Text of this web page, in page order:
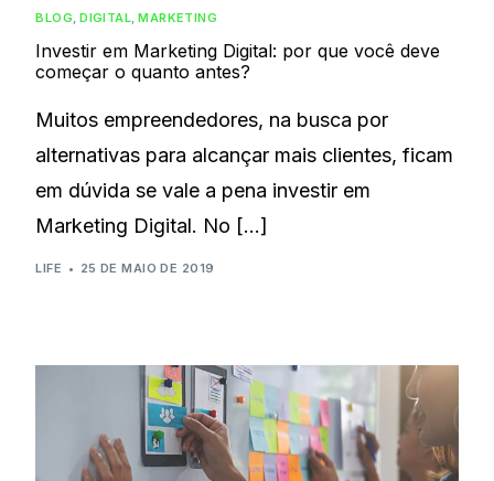
BLOG,DIGITAL,MARKETING
Investir em Marketing Digital: por que você deve
começar o quanto antes?
Muitos empreendedores, na busca por
alternativas para alcançar mais clientes, ficam
em dúvida se vale a pena investir em
Marketing Digital. No […]
LIFE 25 DE MAIO DE 2019